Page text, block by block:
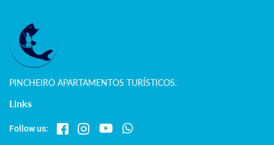
PINCHEIRO APARTAMENTOS TURÍSTICOS.
Links
Follow us: